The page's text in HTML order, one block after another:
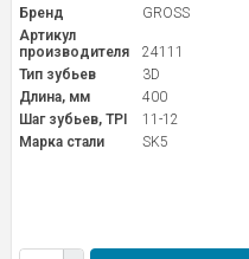
Бренд
GROSS
Артикул
производителя
24111
Тип зубьев
3D
Длина, мм
400
Шаг зубьев, TPI
11-12
Марка стали
SK5